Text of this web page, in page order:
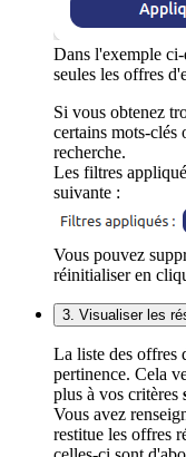
Dans l'exemple
seules les offres
Si vous obtenez
certains mots-clés
recherche.
Les filtres
suivante :
Vous pouvez
réinitialiser en
3. Visualiser les
La liste des offres
pertinence. Cela
plus à vos critères
Vous avez
restitue les offres